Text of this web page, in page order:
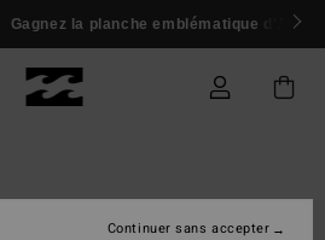
Gagnez la planche emblématique d'Andy
Continuer sans accepter